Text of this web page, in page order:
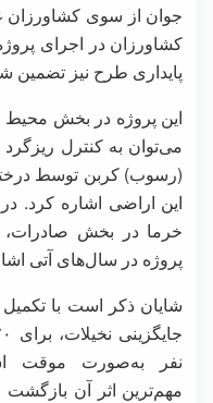
جوان از سوی
کشاورزان در اجرای
پایداری طرح نیز تضمین
این پروژه در بخش محیط
می‌توان به کنترل
(رسوب) کربن توسط
این اراضی اشاره کرد.
خرما در بخش صادرات،
پروژه در سال‌های آتی
شایان‌ ذکر است با
نفر به‌صورت موقت
مهم‌ترین اثر آن بازگشت